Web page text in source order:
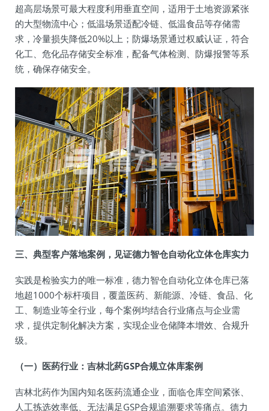
超高层场景可最大程度利用垂直空间，适用于土地资源紧张
的大型物流中心；低温场景适配冷链、低温食品等存储需
求，冷量损失降低20%以上；防爆场景通过权威认证，符合
化工、危化品存储安全标准，配备气体检测、防爆报警等系
统，确保存储安全。
三、典型客户落地案例，见证德力智仓自动化立体仓库实力
实践是检验实力的唯一标准，德力智仓自动化立体仓库已落
地超1000个标杆项目，覆盖医药、新能源、冷链、食品、化
工、制造业等全行业，每个案例均结合行业痛点与企业需
求，提供定制化解决方案，实现企业仓储降本增效、合规升
级。
（一）医药行业：吉林北药GSP合规立体库案例
吉林北药作为国内知名医药流通企业，面临仓库空间紧张、
人工拣选效率低、无法满足GSP合规追溯要求等痛点。德力